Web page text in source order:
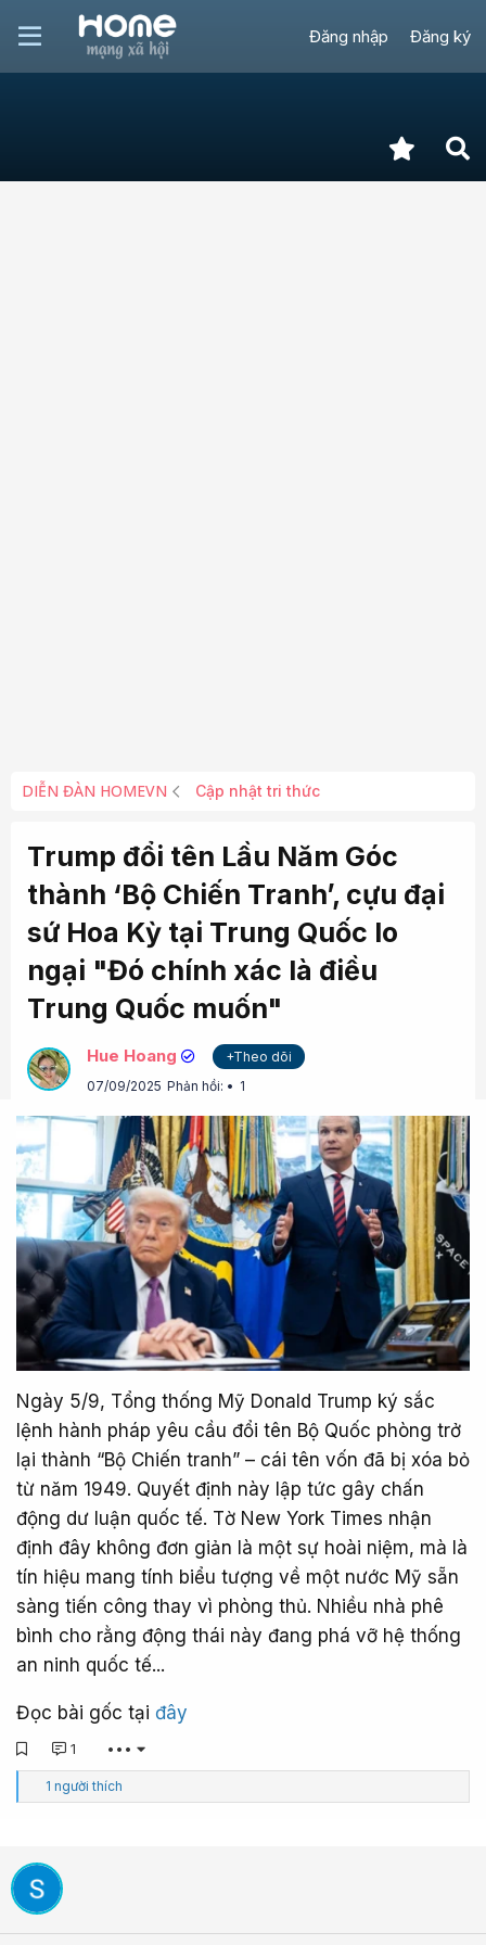
Đăng nhập Đăng ký
DIỄN ĐÀN HOMEVN Cập nhật tri thức
Trump đổi tên Lầu Năm Góc
thành ‘Bộ Chiến Tranh’, cựu đại
sứ Hoa Kỳ tại Trung Quốc lo
ngại "Đó chính xác là điều
Trung Quốc muốn"
Hue Hoang
+Theo dõi
07/09/2025 Phản hồi: 1
Ngày 5/9, Tổng thống Mỹ Donald Trump ký sắc
lệnh hành pháp yêu cầu đổi tên Bộ Quốc phòng trở
lại thành “Bộ Chiến tranh” – cái tên vốn đã bị xóa bỏ
từ năm 1949. Quyết định này lập tức gây chấn
động dư luận quốc tế. Tờ New York Times nhận
định đây không đơn giản là một sự hoài niệm, mà là
tín hiệu mang tính biểu tượng về một nước Mỹ sẵn
sàng tiến công thay vì phòng thủ. Nhiều nhà phê
bình cho rằng động thái này đang phá vỡ hệ thống
an ninh quốc tế...
Đọc bài gốc tại đây
1 •••
C
ả
c
1 người thích